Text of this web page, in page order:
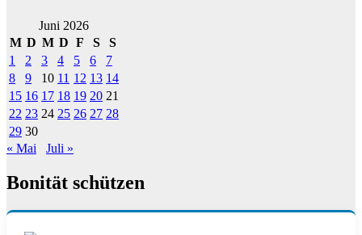
Juni 2026
M D M D F S
S
1
2 3 4 5 6
7
8
9 10 11 12 13 14
15 16 17 18 19 20 21
22 23 24 25 26 27 28
29 30
« Mai
Juli »
Bonität schützen